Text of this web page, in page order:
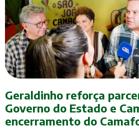
Geraldinho reforça
Governo do Estado e
encerramento do